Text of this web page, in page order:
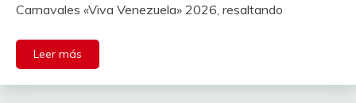
Carnavales «Viva Venezuela» 2026, resaltando
Leer más